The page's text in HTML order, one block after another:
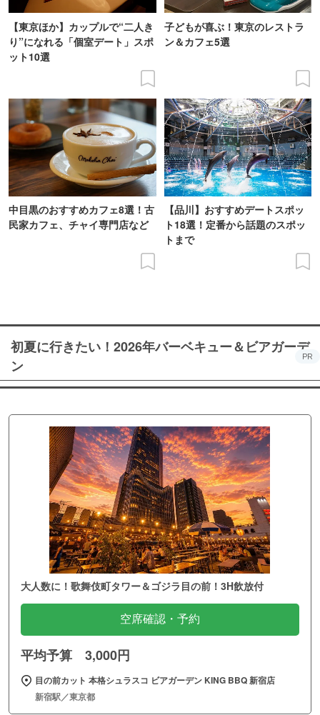
【東京ほか】カップルで“二人き
り”になれる「個室デート」スポ
ット10選
子どもが喜ぶ！東京のレストラ
ン＆カフェ5選
中目黒のおすすめカフェ8選！古
民家カフェ、チャイ専門店など
【品川】おすすめデートスポッ
ト18選！定番から話題のスポッ
トまで
初夏に行きたい！2026年バーベキュー＆ビアガーデ
ン
PR
大人数に！歌舞伎町タワー＆ゴジラ目の前！3H飲放付
空席確認・予約
平均予算 3,000円
目の前カット 本格シュラスコ ビアガーデン KING BBQ 新宿店
新宿駅／東京都